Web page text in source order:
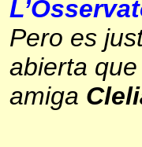
Pero es
abierta
amiga